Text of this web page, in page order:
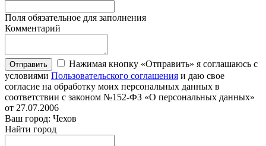
Поля обязательное для заполнения
Комментарий
Отправить
Нажимая кнопку «Отправить» я соглашаюсь с
условиями Пользовательского соглашения и даю свое
согласие на обработку моих персональных данных в
соответствии с законом №152-ФЗ «О персональных данных»
от 27.07.2006
Ваш город: Чехов
Найти город